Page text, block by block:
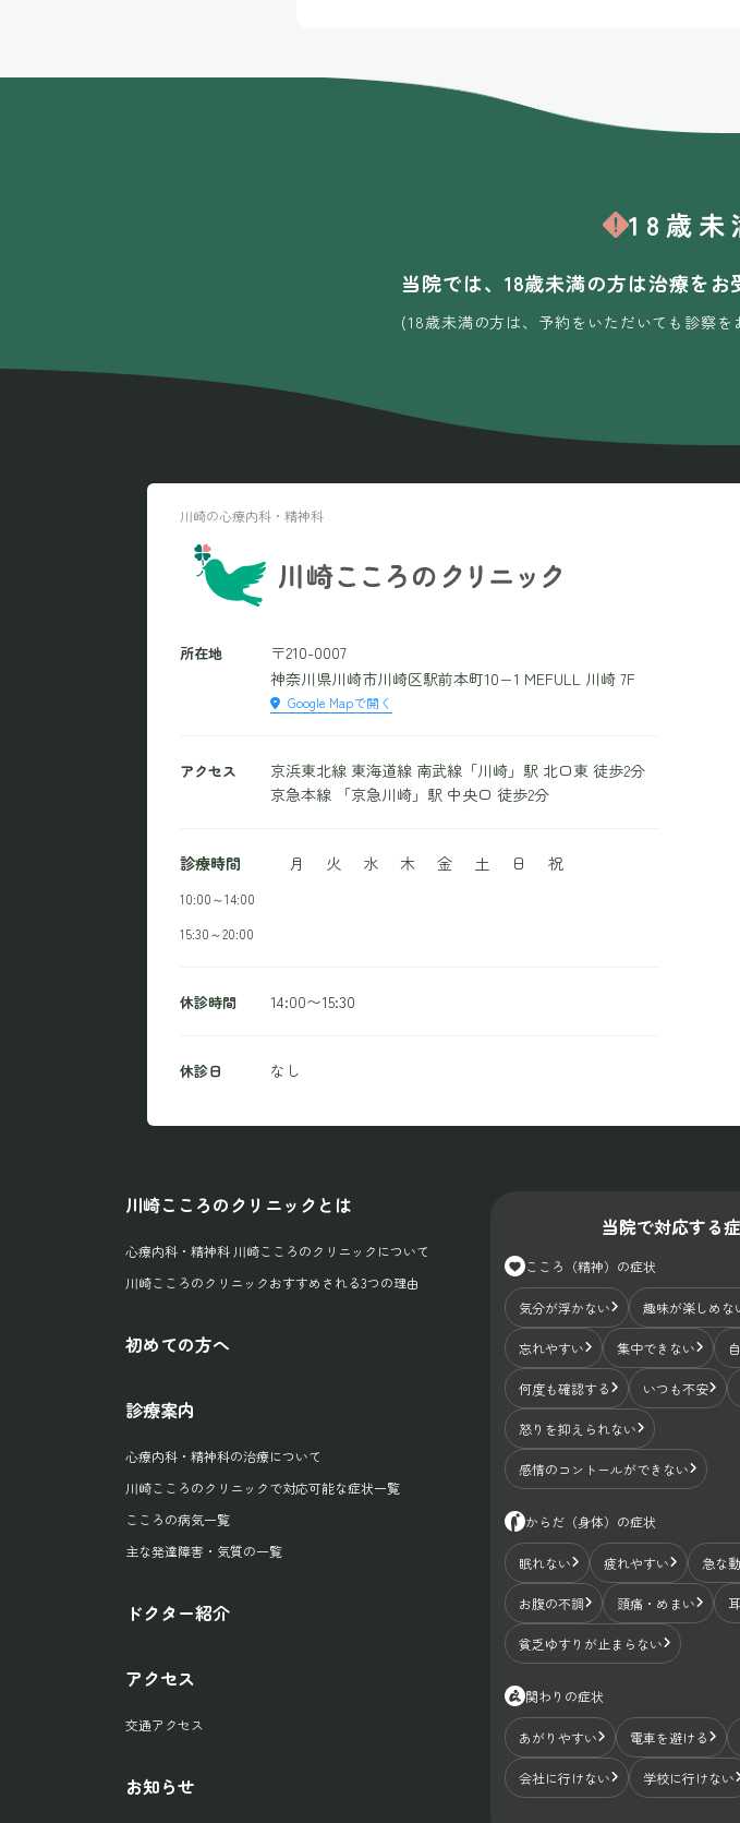
18歳未
当院では、18歳未満の方は治療をお
(18歳未満の方は、予約をいただいても診察
川崎の心療内科・精神科
所在地
〒210-0007
神奈川県川崎市川崎区駅前本町10−1 MEFULL 川崎 7F
Google Mapで開く
アクセス
京浜東北線 東海道線 南武線「川崎」駅 北口東 徒歩2分
京急本線 「京急川崎」駅 中央口 徒歩2分
診療時間 月 火 水 木 金 土 日 祝
10:00～14:00
15:30～20:00
休診時間 14:00〜15:30
休診日 なし
川崎こころのクリニックとは
心療内科・精神科 川崎こころのクリニックについて
川崎こころのクリニックおすすめされる3つの理由
初めての方へ
診療案内
心療内科・精神科の治療について
川崎こころのクリニックで対応可能な症状一覧
こころの病気一覧
主な発達障害・気質の一覧
ドクター紹介
アクセス
交通アクセス
お知らせ
当院で対応する
こころ（精神）の症状
気分が浮かない 趣味が楽しめな
忘れやすい 集中できない
何度も確認する いつも不安
怒りを抑えられない
感情のコントールができない
からだ（身体）の症状
眠れない 疲れやすい 急な
お腹の不調 頭痛・めまい
貧乏ゆすりが止まらない
関わりの症状
あがりやすい 電車を避ける
会社に行けない 学校に行けない
News